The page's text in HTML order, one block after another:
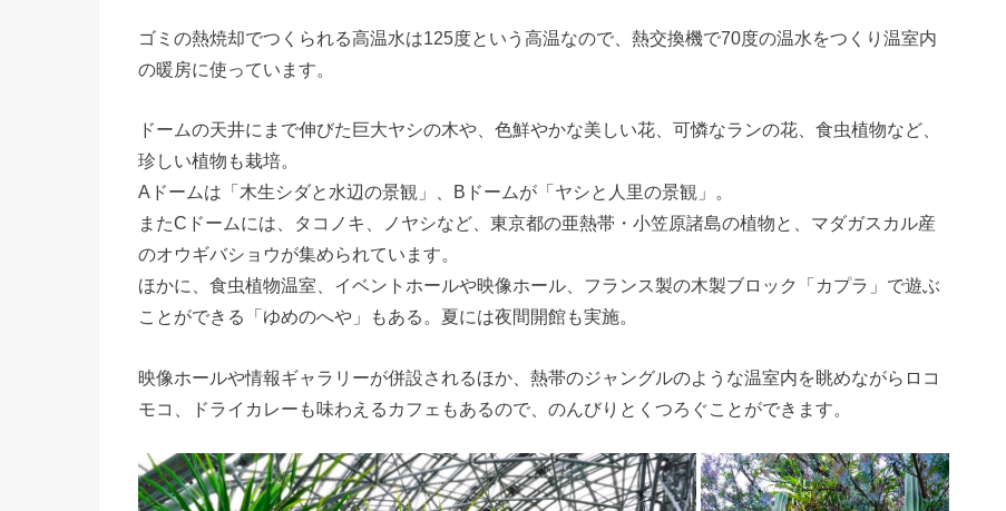
ゴミの熱焼却でつくられる高温水は125度という高温なので、熱交換機で70度の温水をつくり温室内
の暖房に使っています。
ドームの天井にまで伸びた巨大ヤシの木や、色鮮やかな美しい花、可憐なランの花、食虫植物など、
珍しい植物も栽培。
Aドームは「木生シダと水辺の景観」、Bドームが「ヤシと人里の景観」。
またCドームには、タコノキ、ノヤシなど、東京都の亜熱帯・小笠原諸島の植物と、マダガスカル産
のオウギバショウが集められています。
ほかに、食虫植物温室、イベントホールや映像ホール、フランス製の木製ブロック「カプラ」で遊ぶ
ことができる「ゆめのへや」もある。夏には夜間開館も実施。
映像ホールや情報ギャラリーが併設されるほか、熱帯のジャングルのような温室内を眺めながらロコ
モコ、ドライカレーも味わえるカフェもあるので、のんびりとくつろぐことができます。